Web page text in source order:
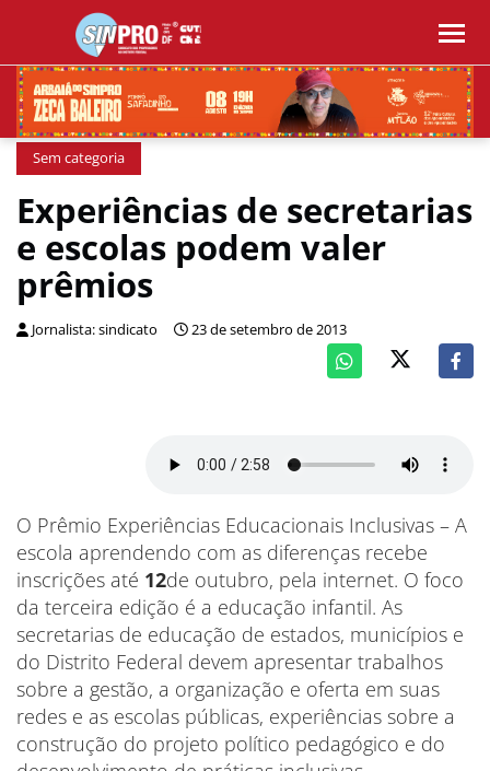
Sem categoria
Experiências de secretarias
e escolas podem valer
prêmios
Jornalista: sindicato 23 de setembro de 2013
O Prêmio Experiências Educacionais Inclusivas – A
escola aprendendo com as diferenças recebe
inscrições até 12de outubro, pela internet. O foco
da terceira edição é a educação infantil. As
secretarias de educação de estados, municípios e
do Distrito Federal devem apresentar trabalhos
sobre a gestão, a organização e oferta em suas
redes e as escolas públicas, experiências sobre a
construção do projeto político pedagógico e do